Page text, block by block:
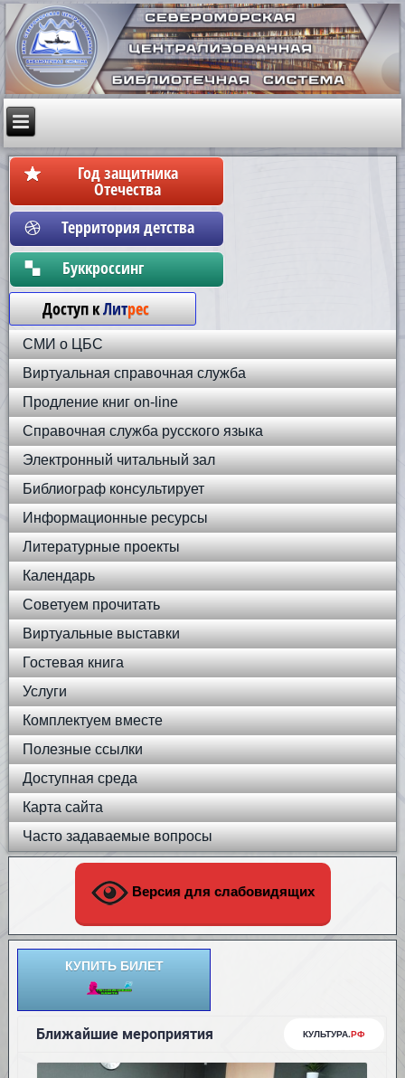
Год защитника
Отечества
Территория детства
Бyккpoccинг
Доступ кЛитрес
СМИ о ЦБС
Виртуальная справочная служба
Продление книг on-line
Справочная служба русского языка
Электронный читальный зал
Библиограф консультирует
Информационные ресурсы
Литературные проекты
Календарь
Советуем прочитать
Виртуальные выставки
Гостевая книга
Услуги
Комплектуем вместе
Полезные ссылки
Доступная среда
Карта сайта
Часто задаваемые вопросы
Версия для слабовидящих
КУПИТЬ БИЛЕТ